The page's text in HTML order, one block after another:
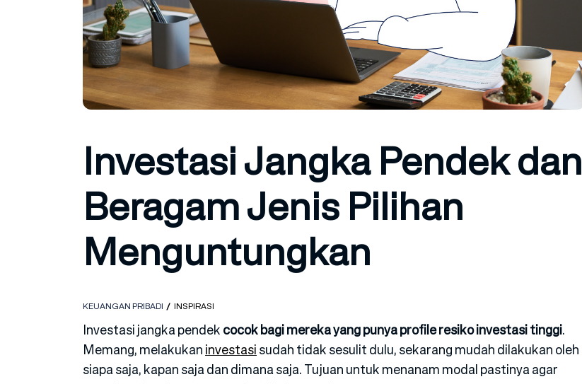
Investasi Jangka Pendek dan
Beragam Jenis Pilihan
Menguntungkan
KEUANGAN PRIBADI INSPIRASI
Investasi jangka pendekcocok bagi mereka yang punya profile resiko investasi tinggi.
Memang, melakukaninvestasisudah tidak sesulit dulu, sekarang mudah dilakukan oleh
siapa saja, kapan saja dan dimana saja. Tujuan untuk menanam modal pastinya agar